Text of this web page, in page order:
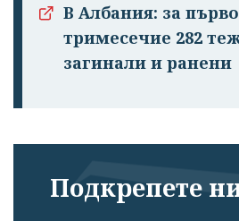
В Албания: за
тримесечие 282
загинали и ранени
Подкрепете